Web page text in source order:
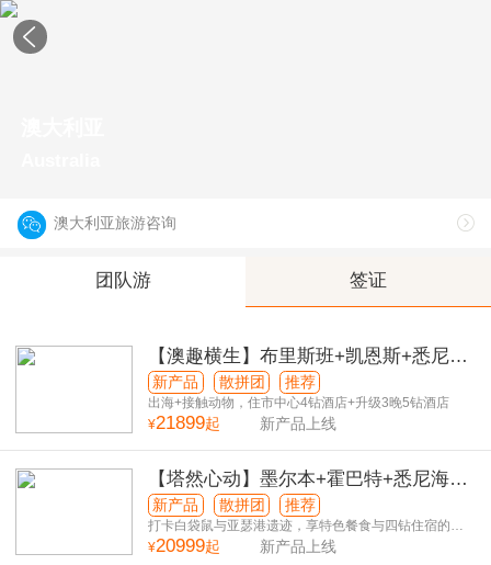
澳大利亚旅游咨询
团队游 签证
【澳趣横生】布里斯班+凯恩斯+悉尼萌
宠奇遇9日游
新产品 散拼团 推荐
出海+接触动物，住市中心4钻酒店+升级3晚5钻酒店
¥21899起 新产品上线
【塔然心动】墨尔本+霍巴特+悉尼海岸
秘境9日游
新产品 散拼团 推荐
打卡白袋鼠与亚瑟港遗迹，享特色餐食与四钻住宿的纯
玩之旅
¥20999起 新产品上线